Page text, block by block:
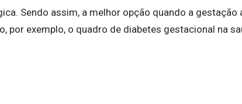
Sendo assim, a melhor opção quando a
por exemplo, o quadro de diabetes gestacional na